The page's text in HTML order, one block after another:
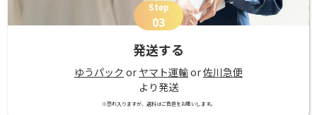
Step
03
発送する
ゆうパック or ヤマト運輸or佐川急便
より発送
※恐れ入りますが、送料はご負担をお願いします。